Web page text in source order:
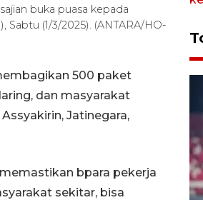
buka puasa kepada
Sabtu (1/3/2025). (ANTARA/HO-
500 paket
dan masyarakat
Jatinegara,
bpara pekerja
sekitar, bisa